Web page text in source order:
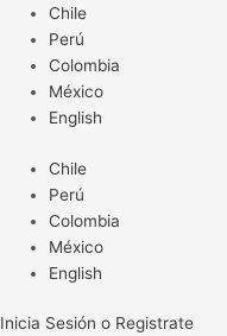
contenido
Chile
Perú
Colombia
México
English
Chile
Perú
Colombia
México
English
Inicia Sesión o Registrate